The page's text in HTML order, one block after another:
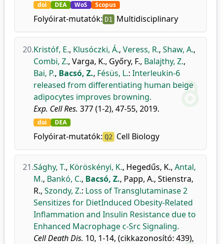
doi DEA WoS Scopus
Folyóirat-mutatók: D1 Multidisciplinary
20.Kristóf, E., Klusóczki, Á., Veress, R., Shaw, A.,
Combi, Z., Varga, K., Győry, F., Balajthy, Z.,
Bai, P., Bacsó, Z., Fésüs, L.: Interleukin-6
released from differentiating human beige
adipocytes improves browning.
Exp. Cell Res. 377 (1-2), 47-55, 2019.
doi DEA
Folyóirat-mutatók: Q2 Cell Biology
21.Sághy, T., Köröskényi, K., Hegedűs, K., Antal,
M., Bankó, C., Bacsó, Z., Papp, A., Stienstra,
R., Szondy, Z.: Loss of Transglutaminase 2
Sensitizes for DietInduced Obesity-Related
Inflammation and Insulin Resistance due to
Enhanced Macrophage c-Src Signaling.
Cell Death Dis. 10, 1-14, (cikkazonosító: 439),